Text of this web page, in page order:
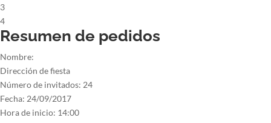
3
4
Resumen de pedidos
Nombre:
Dirección de fiesta
Número de invitados: 24
Fecha: 24/09/2017
Hora de inicio: 14:00